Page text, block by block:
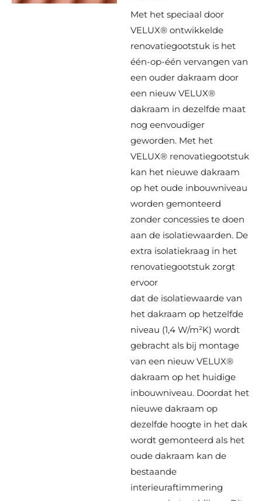
Met het speciaal door
VELUX® ontwikkelde
renovatiegootstuk is het
één-op-één vervangen van
een ouder dakraam door
een nieuw VELUX®
dakraam in dezelfde maat
nog eenvoudiger
geworden. Met het
VELUX® renovatiegootstuk
kan het nieuwe dakraam
op het oude inbouwniveau
worden gemonteerd
zonder concessies te doen
aan de isolatiewaarden. De
extra isolatiekraag in het
renovatiegootstuk zorgt
ervoor
dat de isolatiewaarde van
het dakraam op hetzelfde
niveau (1,4 W/m²K) wordt
gebracht als bij montage
van een nieuw VELUX®
dakraam op het huidige
inbouwniveau. Doordat het
nieuwe dakraam op
dezelfde hoogte in het dak
wordt gemonteerd als het
oude dakraam kan de
bestaande
interieuraftimmering